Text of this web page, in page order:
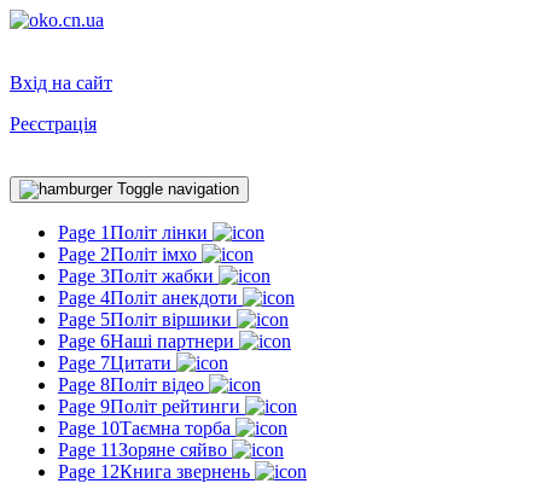
Вхід на сайт
Реєстрація
Toggle navigation
Page 1Політ лінки
Page 2Політ імхо
Page 3Політ жабки
Page 4Політ анекдоти
Page 5Політ віршики
Page 6Наші партнери
Page 7Цитати
Page 8Політ відео
Page 9Політ рейтинги
Page 10Таємна торба
Page 11Зоряне сяйво
Page 12Книга звернень